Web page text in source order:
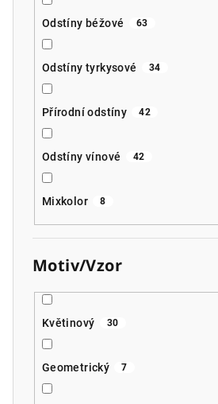
Odstíny béžové 63
Odstíny tyrkysové 34
Přírodní odstíny 42
Odstíny vínové 42
Mixkolor 8
Motiv/Vzor
Květinový 30
Geometrický 7